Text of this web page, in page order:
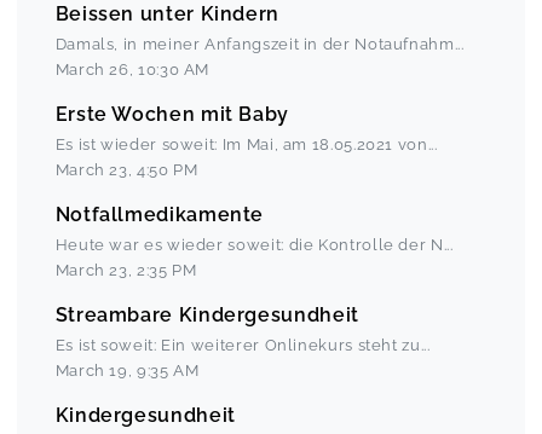
Beissen unter Kindern
Damals, in meiner Anfangszeit in der Notaufnahm ...
March 26 ,10:30 AM
Erste Wochen mit Baby
Es ist wieder soweit: Im Mai, am 18.05.2021 von ...
March 23 ,4:50 PM
Notfallmedikamente
Heute war es wieder soweit: die Kontrolle der N ...
March 23
2:35 PM
Streambare Kindergesundheit
Es ist soweit: Ein weiterer Onlinekurs steht zu ...
March 19 ,9:35 AM
Kindergesundheit